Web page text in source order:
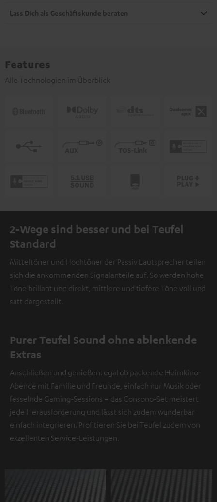
Lass Dich als Geschäftskunde beraten
Features
Alle Technologien im Überblick
2-Wege sind besser und bei Teufel
Standard
Mitteltöner und Hochtöner der Passiv Lautsprecher teilen
sich die ankommenden Signalanteile auf. So werden hohe
Töne brillant und direkt, mittlere und tiefere Töne voll und
satt dargestellt.
Purer Teufel Sound ohne ablenkende
Extras
Anschließen und genießen: egal ob packende Heimkino-
Abende mit Familie und Freunde, einfach nur Musik oder
fesselnde Gaming-Sessions – das Consono-Set meistert
jede Herausforderung und lässt sich zudem wunderbar
einfach integrieren. Profitieren Sie bei Teufel zudem von
exzellenten Service-Leistungen.